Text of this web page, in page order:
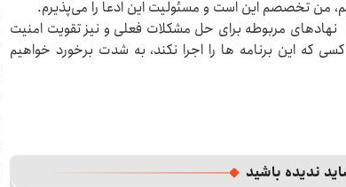
من تخصصم این است و مسئولیت این ادعا را می‌پذیرم.
نهادهای مربوطه برای حل مشکلات فعلی و نیز تقویت امنیت
که این برنامه ها را اجرا نکند، به شدت برخورد خواهیم
ندیده باشید